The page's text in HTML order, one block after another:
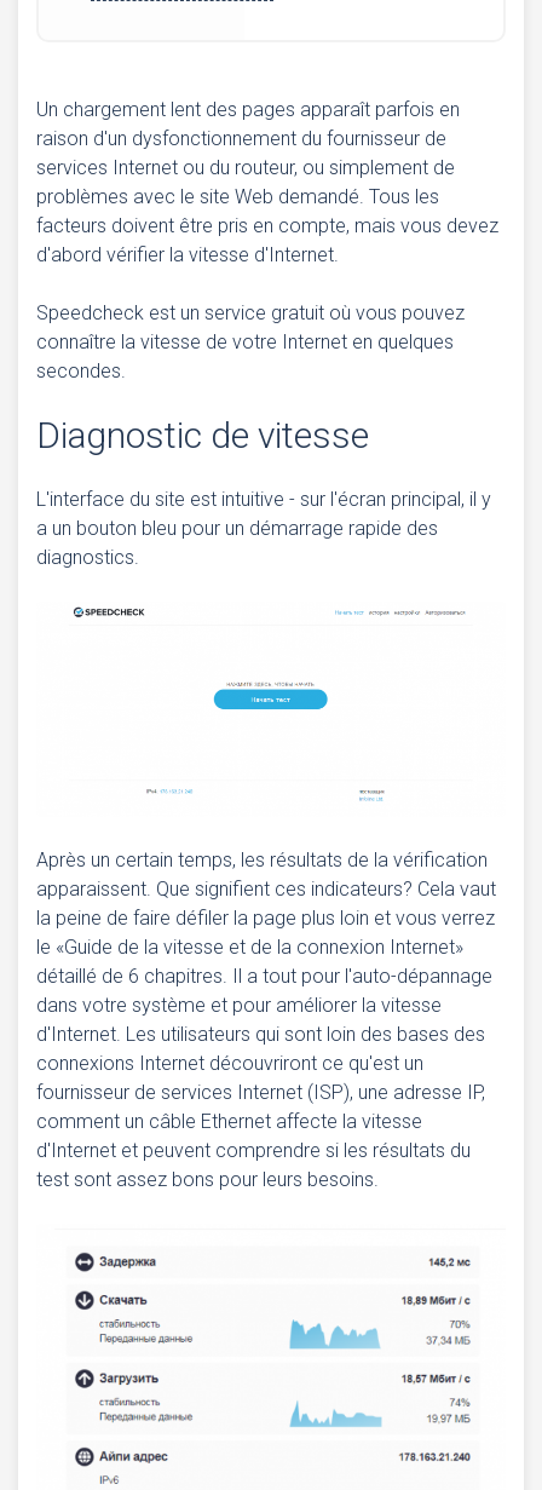
Un chargement lent des pages apparaît parfois en
raison d'un dysfonctionnement du fournisseur de
services Internet ou du routeur, ou simplement de
problèmes avec le site Web demandé. Tous les
facteurs doivent être pris en compte, mais vous devez
d'abord vérifier la vitesse d'Internet.
Speedcheck est un service gratuit où vous pouvez
connaître la vitesse de votre Internet en quelques
secondes.
Diagnostic de vitesse
L'interface du site est intuitive - sur l'écran principal, il y
a un bouton bleu pour un démarrage rapide des
diagnostics.
Après un certain temps, les résultats de la vérification
apparaissent. Que signifient ces indicateurs? Cela vaut
la peine de faire défiler la page plus loin et vous verrez
le «Guide de la vitesse et de la connexion Internet»
détaillé de 6 chapitres. Il a tout pour l'auto-dépannage
dans votre système et pour améliorer la vitesse
d'Internet. Les utilisateurs qui sont loin des bases des
connexions Internet découvriront ce qu'est un
fournisseur de services Internet (ISP), une adresse IP,
comment un câble Ethernet affecte la vitesse
d'Internet et peuvent comprendre si les résultats du
test sont assez bons pour leurs besoins.